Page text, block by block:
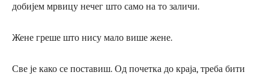
добијем мрвицу нечег што само на то заличи.
Жене греше што нису мало више жене.
Све је како се поставиш. Од почетка до краја, треба бити